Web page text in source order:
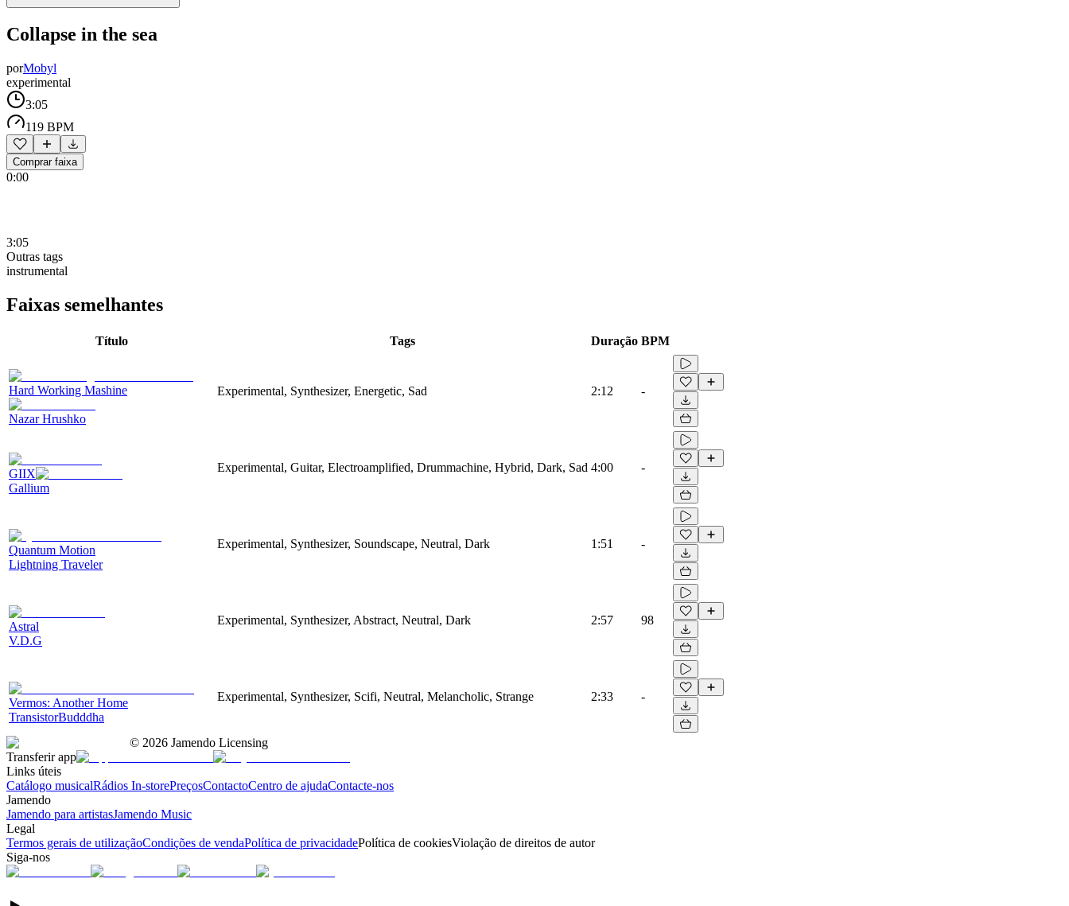
Collapse in the sea
porMobyl
experimental
3:05
119 BPM
Comprar faixa
0:00
3:05
Outras tags
instrumental
Faixas semelhantes
Título Tags Duração BPM
Hard Working Mashine
Nazar Hrushko
Experimental, Synthesizer, Energetic, Sad 2:12 -
GIIX
Gallium
Experimental, Guitar, Electroamplified, Drummachine, Hybrid, Dark, Sad 4:00 -
Quantum Motion
Lightning Traveler
Experimental, Synthesizer, Soundscape, Neutral, Dark 1:51 -
Astral
V.D.G
Experimental, Synthesizer, Abstract, Neutral, Dark 2:57 98
Vermos: Another Home
TransistorBudddha
Experimental, Synthesizer, Scifi, Neutral, Melancholic, Strange 2:33 -
© 2026 Jamendo Licensing
Transferir app
Links úteis
Catálogo musicalRádios In-storePreçosContactoCentro de ajudaContacte-nos
Jamendo
Jamendo para artistasJamendo Music
Legal
Termos gerais de utilizaçãoCondições de vendaPolítica de privacidadePolítica de cookiesViolação de direitos de autor
Siga-nos